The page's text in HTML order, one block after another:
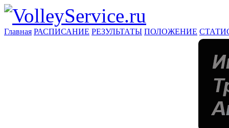
Главная РАСПИСАНИЕ РЕЗУЛЬТАТЫ ПОЛОЖЕНИЕ